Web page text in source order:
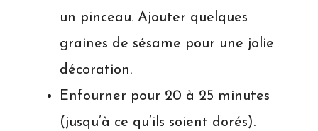
un pinceau. Ajouter quelques
graines de sésame pour une jolie
décoration.
Enfourner pour 20 à 25 minutes
(jusqu’à ce qu’ils soient dorés).